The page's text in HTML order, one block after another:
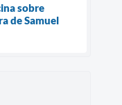
sobre
de Samuel